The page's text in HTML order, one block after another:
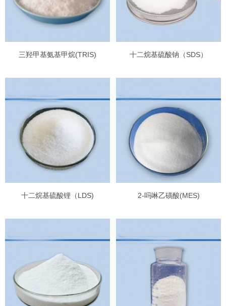
三羟甲基氨基甲烷(TRIS) 十二烷基硫酸钠（SDS）
十二烷基硫酸锂（LDS) 2-吗啉乙磺酸(MES)